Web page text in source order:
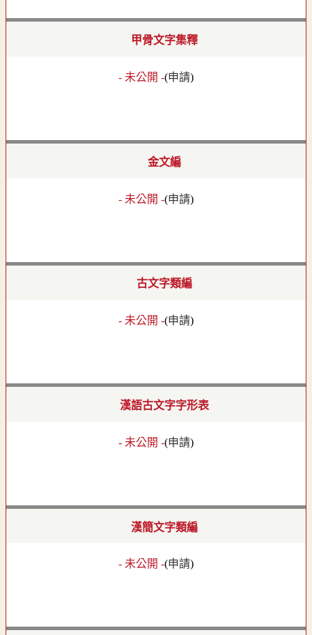
甲骨文字集釋
- 未公開 -(申請)
金文編
- 未公開 -(申請)
古文字類編
- 未公開 -(申請)
漢語古文字字形表
- 未公開 -(申請)
漢簡文字類編
- 未公開 -(申請)